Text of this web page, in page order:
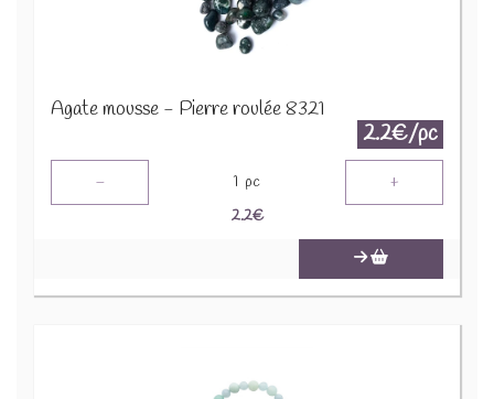
Agate mousse - Pierre roulée 8321
2.2€/pc
- 1 pc +
2.2€